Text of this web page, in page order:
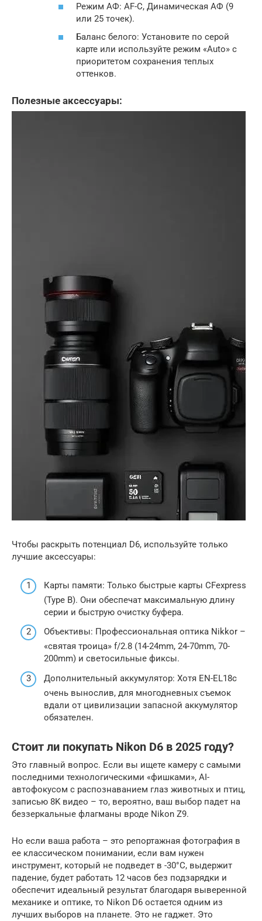
Режим АФ: AF-C, Динамическая АФ (9
или 25 точек).
Баланс белого: Установите по серой
карте или используйте режим «Auto» с
приоритетом сохранения теплых
оттенков.
Полезные аксессуары:
Чтобы раскрыть потенциал D6, используйте только
лучшие аксессуары:
Карты памяти: Только быстрые карты CFexpress
(Type B). Они обеспечат максимальную длину
серии и быструю очистку буфера.
Объективы: Профессиональная оптика Nikkor –
«святая троица» f/2.8 (14-24mm, 24-70mm, 70-
200mm) и светосильные фиксы.
Дополнительный аккумулятор: Хотя EN-EL18c
очень вынослив, для многодневных съемок
вдали от цивилизации запасной аккумулятор
обязателен.
Стоит ли покупать Nikon D6 в 2025 году?
Это главный вопрос. Если вы ищете камеру с самыми
последними технологическими «фишками», AI-
автофокусом с распознаванием глаз животных и птиц,
записью 8K видео – то, вероятно, ваш выбор падет на
беззеркальные флагманы вроде Nikon Z9.
Но если ваша работа – это репортажная фотография в
ее классическом понимании, если вам нужен
инструмент, который не подведет в -30°C, выдержит
падение, будет работать 12 часов без подзарядки и
обеспечит идеальный результат благодаря выверенной
механике и оптике, то Nikon D6 остается одним из
лучших выборов на планете. Это не гаджет. Это